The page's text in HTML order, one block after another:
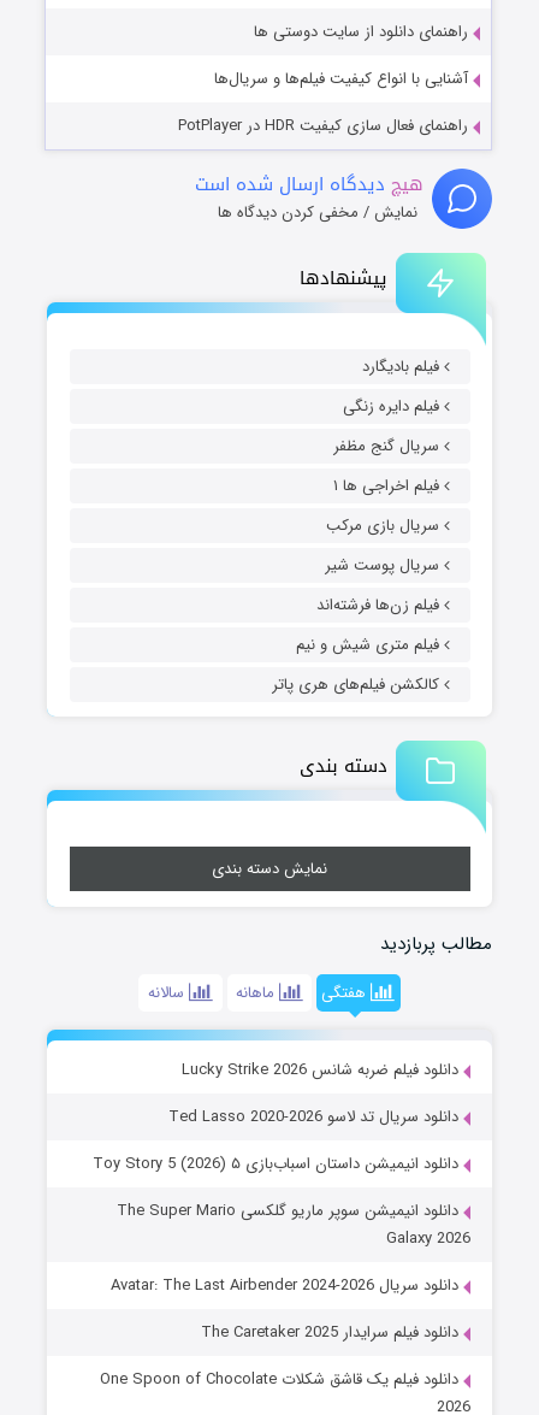
پیشنهادها
فیلم بادیگارد
فیلم دایره زنگی
سریال گنج مظفر
فیلم اخراجی ها ۱
سریال بازی مرکب
سریال پوست شیر
فیلم زن‌ها فرشته‌اند
فیلم متری شیش و نیم
کالکشن فیلم‌های هری پاتر
دسته بندی
نمایش دسته بندی
مطالب پربازدید
هفتگی ماهانه سالانه
دانلود فیلم ضربه شانس Lucky Strike 2026
دانلود سریال تد لاسو Ted Lasso 2020-2026
دانلود انیمیشن داستان اسباب‌بازی ۵ Toy Story 5 (2026)
دانلود انیمیشن سوپر ماریو گلکسی The Super Mario
Galaxy 2026
دانلود سریال Avatar: The Last Airbender 2024-2026
دانلود فیلم سرایدار The Caretaker 2025
دانلود فیلم یک قاشق شکلات One Spoon of Chocolate
2026
راهنمای دانلود از سایت دوستی ها
آشنایی با انواع کیفیت فیلم‌ها و سریال‌ها
راهنمای فعال سازی کیفیت HDR در PotPlayer
هیچ دیدگاه ارسال شده است
نمایش / مخفی کردن دیدگاه ها